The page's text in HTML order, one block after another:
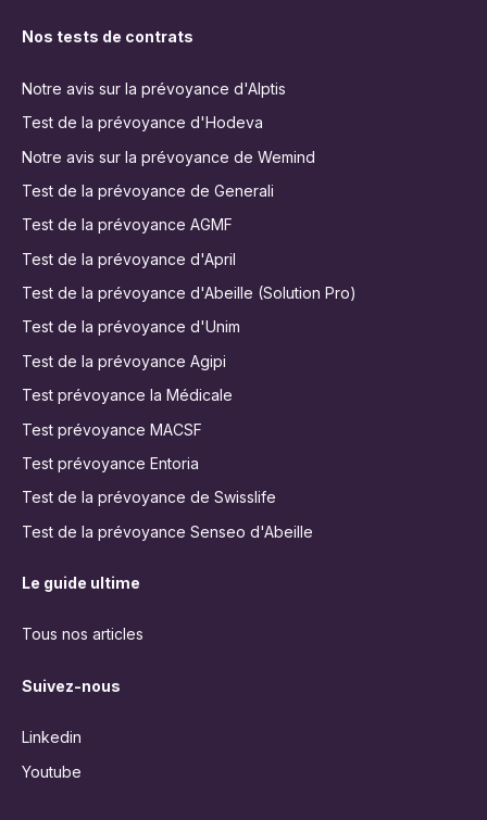
Nos tests de contrats
Notre avis sur la prévoyance d'Alptis
Test de la prévoyance d'Hodeva
Notre avis sur la prévoyance de Wemind
Test de la prévoyance de Generali
Test de la prévoyance AGMF
Test de la prévoyance d'April
Test de la prévoyance d'Abeille (Solution Pro)
Test de la prévoyance d'Unim
Test de la prévoyance Agipi
Test prévoyance la Médicale
Test prévoyance MACSF
Test prévoyance Entoria
Test de la prévoyance de Swisslife
Test de la prévoyance Senseo d'Abeille
Le guide ultime
Tous nos articles
Suivez-nous
Linkedin
Youtube